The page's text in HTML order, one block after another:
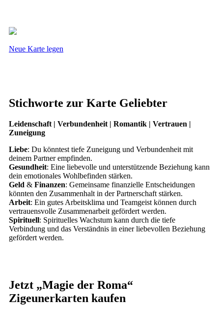
Neue Karte legen
Stichworte zur Karte Geliebter
Leidenschaft | Verbundenheit | Romantik | Vertrauen |
Zuneigung
Liebe: Du könntest tiefe Zuneigung und Verbundenheit mit
deinem Partner empfinden.
Gesundheit: Eine liebevolle und unterstützende Beziehung kann
dein emotionales Wohlbefinden stärken.
Geld & Finanzen: Gemeinsame finanzielle Entscheidungen
könnten den Zusammenhalt in der Partnerschaft stärken.
Arbeit: Ein gutes Arbeitsklima und Teamgeist können durch
vertrauensvolle Zusammenarbeit gefördert werden.
Spirituell: Spirituelles Wachstum kann durch die tiefe
Verbindung und das Verständnis in einer liebevollen Beziehung
gefördert werden.
Jetzt „Magie der Roma“
Zigeunerkarten kaufen